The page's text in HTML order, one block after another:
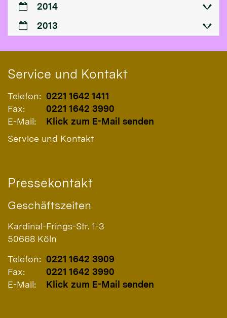
2014
2013
Service und Kontakt
Telefon: 0221 1642 1411
Fax:
0221 1642 3990
E-Mail:
Klick zum E-Mail senden
Service und Kontakt
Pressekontakt
Geschäftszeiten
Kardinal-Frings-Str. 1-3
50668 Köln
Telefon: 0221 1642 3909
Fax:
0221 1642 3990
E-Mail:
Klick zum E-Mail senden